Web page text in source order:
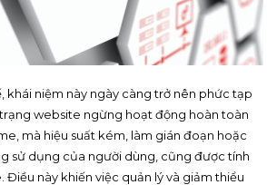
khái niệm này ngày càng trở nên phức tạp
website ngừng hoạt động hoàn toàn
mà hiệu suất kém, làm gián đoạn hoặc
sử dụng của người dùng, cũng được tính
này khiến việc quản lý và giảm thiểu